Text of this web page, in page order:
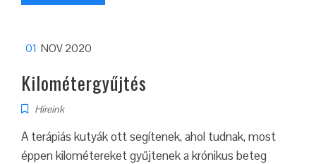
01 NOV 2020
Kilométergyűjtés
Híreink
A terápiás kutyák ott segítenek, ahol tudnak, most
éppen kilométereket gyűjtenek a krónikus beteg